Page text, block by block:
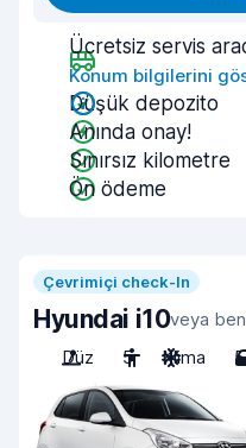
Ücretsiz servis
Konum bilgilerini
Düşük depozito
Anında onay!
Sınırsız kilometre
Ön ödeme
Çevrimiçi check-In
Hyundai i10veya
Düz
5 Klima 5